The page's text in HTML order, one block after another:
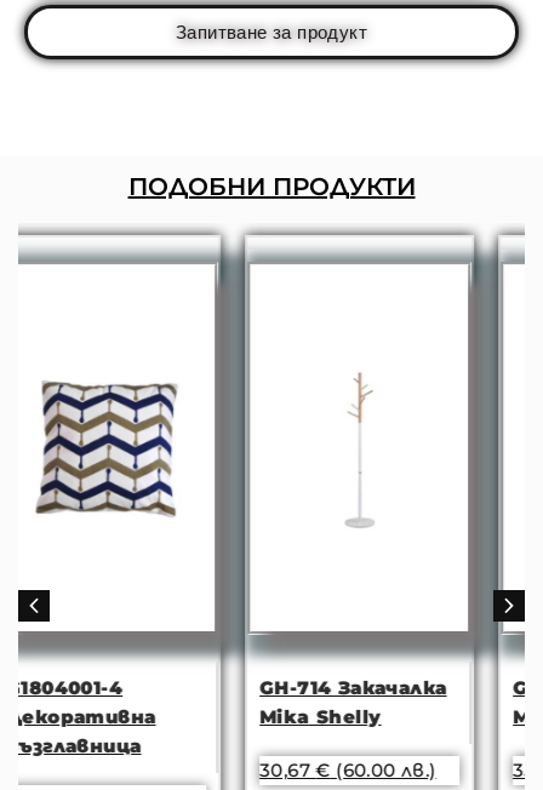
Запитване за продукт
ПОДОБНИ ПРОДУКТИ
GH-714 Закачалка
Mika Shelly
(60.00 лв.)
GH-101 Закачалка
Mika Tilly White
35,79€ (70.00 лв.)